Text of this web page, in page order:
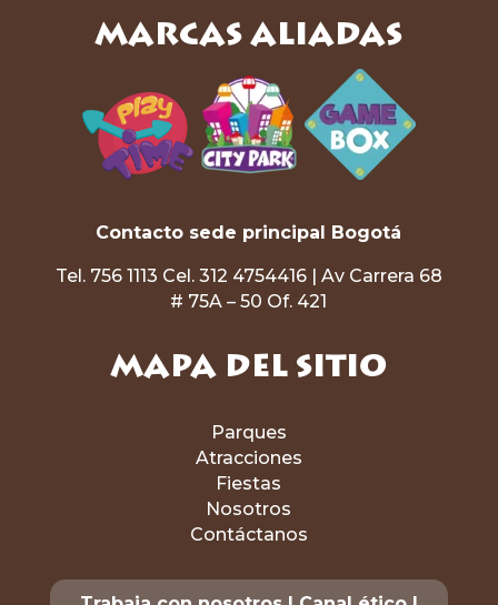
marcas aliadas
Contacto sede principal Bogotá
Tel. 756 1113 Cel. 312 4754416 | Av Carrera 68
# 75A – 50 Of. 421
Mapa del sitio
Parques
Atracciones
Fiestas
Nosotros
Contáctanos